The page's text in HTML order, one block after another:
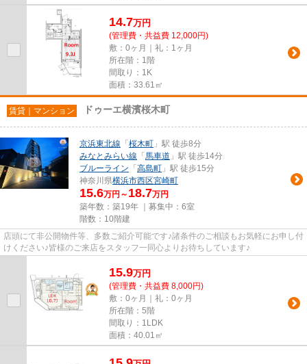
14.7万円
(管理費・共益費 12,000円)
敷：0ヶ月｜礼：1ヶ月
所在階：1階
間取り：1K
面積：33.61㎡
賃貸｜マンション ドゥーエ横濱桜木町
京浜東北線 「 桜木町 」駅 徒歩8分
みなとみらい線 「 馬車道 」駅 徒歩14分
ブルーライン 「 高島町 」駅 徒歩15分
神奈川県横浜市西区宮崎町
15.6万円～ 18.7万円
築年数：築19年 ｜募集中： 6室
階数：10階建
店頭にて非公開物件等、多数ご紹介可能です♪諸条件のご相談もお気軽にお申し付
けください♪皆様のご来店をスタッフ一同心よりお待ちしています♪
15.9万円
(管理費・共益費 8,000円)
敷：0ヶ月｜礼：0ヶ月
所在階：5階
間取り：1LDK
面積：40.01㎡